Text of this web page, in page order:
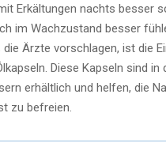
Erkältungen nachts besser
im Wachzustand besser
die Ärzte vorschlagen, ist die
Diese Kapseln sind in
erhältlich und helfen, die
zu befreien.